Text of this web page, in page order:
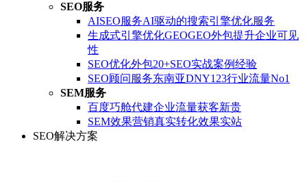
SEO服务
AISEO服务AI驱动的搜索引擎优化服务
生成式引擎优化GEOGEO外包提升企业可见
性
SEO优化外包20+SEO实战案例经验
SEO顾问服务东南亚DNY123行业流量No1
SEM服务
百度巧舱代建企业流量获客新贵
SEM效果营销真实转化效果实站
SEO解决方案